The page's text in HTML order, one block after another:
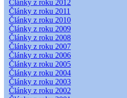
Články z roku 2012
Články z roku 2011
Články z roku 2010
Články z roku 2009
Články z roku 2008
Články z roku 2007
Články z roku 2006
Články z roku 2005
Články z roku 2004
Články z roku 2003
Články z roku 2002